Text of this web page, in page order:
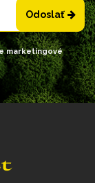
Odoslať
marketingové